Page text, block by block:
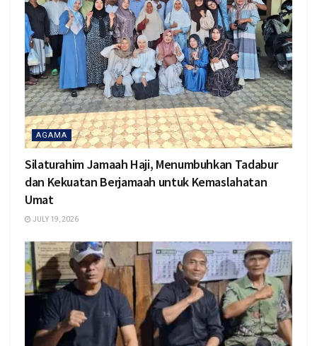
AGAMA
Silaturahim Jamaah Haji, Menumbuhkan Tadabur
dan Kekuatan Berjamaah untuk Kemaslahatan
Umat
JULY 19, 2026